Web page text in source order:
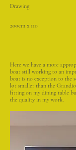
Drawing
200cm x 110
Here we have a more
boat still working to an
boat is no exception to the
lot smaller than the
fitting on my dining table
the quality in my work.